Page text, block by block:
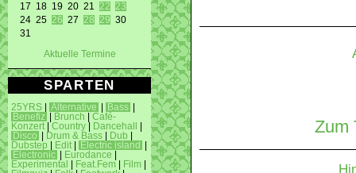
17 18 19 20 21 22
23
24 25 26 27 28 29 30
31
Aktuelle Termine
SPARTEN
25YRS Alternative Bass
Benefiz
Brunch
Café-
Konzert
Country Dancehall
Disco
Drum & Bass Dub
Dubstep
Edit Electric island
Electronic
Eurodance
Experimental
Feat.Fem Film
Zum